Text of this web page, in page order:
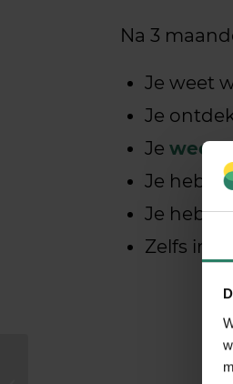
Na 3
Je weet
Je
Je weet
Je hebt
Je hebt
Zelfs in